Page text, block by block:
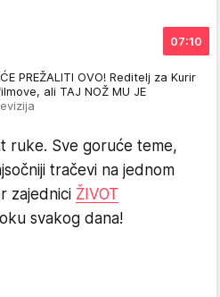
07:10
PREŽALITI OVO! Reditelj za Kurir
ali TAJ NOŽ MU JE
ruke. Sve goruće teme,
tračevi na jednom
zajednici ŽIVOT
svakog dana!